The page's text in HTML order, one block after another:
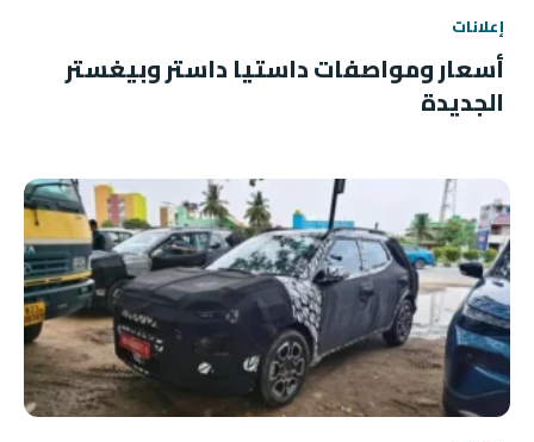
إعلانات
أسعار ومواصفات داستيا داستر وبيغستر
الجديدة